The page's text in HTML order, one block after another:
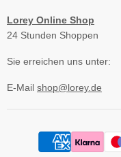
Lorey Online Shop
24 Stunden Shoppen
Sie erreichen uns unter:
E-Mail shop@lorey.de